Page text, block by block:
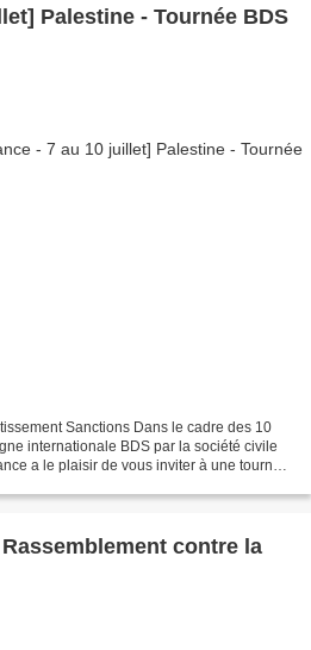
Palestine - Tournée BDS
Sanctions Dans le cadre des 10
internationale BDS par la société civile
a le plaisir de vous inviter à une tournée
contre la